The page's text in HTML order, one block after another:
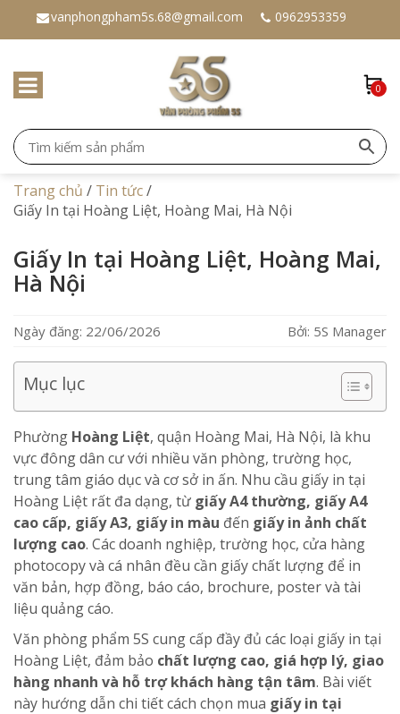
vanphongpham5s.68@gmail.com 0962953359
0
Trang chủ / Tin tức/
Giấy In tại Hoàng Liệt, Hoàng Mai, Hà Nội
Giấy In tại Hoàng Liệt, Hoàng Mai,
Hà Nội
Ngày đăng: 22/06/2026 Bởi: 5S Manager
Mục lục
Phường Hoàng Liệt, quận Hoàng Mai, Hà Nội, là khu
vực đông dân cư với nhiều văn phòng, trường học,
trung tâm giáo dục và cơ sở in ấn. Nhu cầu giấy in tại
Hoàng Liệt rất đa dạng, từ giấy A4 thường, giấy A4
cao cấp, giấy A3, giấy in màu đến giấy in ảnh chất
lượng cao. Các doanh nghiệp, trường học, cửa hàng
photocopy và cá nhân đều cần giấy chất lượng để in
văn bản, hợp đồng, báo cáo, brochure, poster và tài
liệu quảng cáo.
Văn phòng phẩm 5S cung cấp đầy đủ các loại giấy in tại
Hoàng Liệt, đảm bảo chất lượng cao, giá hợp lý, giao
hàng nhanh và hỗ trợ khách hàng tận tâm. Bài viết
này hướng dẫn chi tiết cách chọn mua giấy in tại